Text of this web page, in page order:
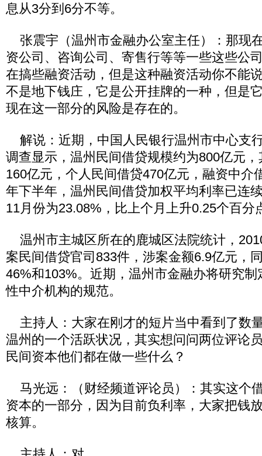
息从3分到6分不等。
张震宇（温州市金融办公室主任）：那现
资公司、咨询公司、寄售行等等一些这些公
在搞些融资活动，但是这种融资活动你不能
不是地下钱庄，它是公开挂牌的一种，但是
现在这一部分的风险是存在的。
解说：近期，中国人民银行温州市中心支
调查显示，温州民间借贷规模约为800亿元
160亿元，个人民间借贷470亿元，融资中介
年下半年，温州民间借贷加权平均利率已连
11月份为23.08%，比上个月上升0.25个百分
温州市主城区所在的鹿城区法院统计，
案民间借贷官司833件，涉案金额6.9亿元，
46%和103%。近期，温州市金融办将研究
性中介机构的规范。
主持人：大家在刚才的短片当中看到了数
温州的一个活跃状况，其实想问问两位评论
民间资本他们都在做一些什么？
马光远：（财经频道评论员）：其实这个
资本的一部分，因为目前负利率，大家把钱
核算。